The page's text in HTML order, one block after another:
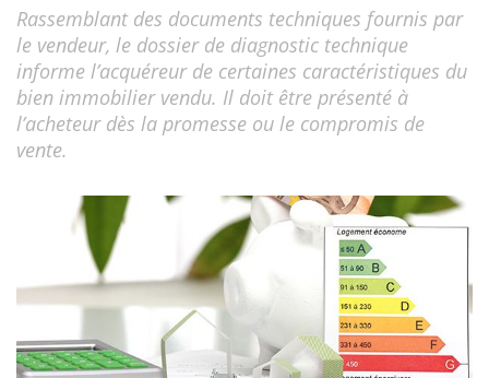
Rassemblant des documents techniques fournis par
le vendeur, le dossier de diagnostic technique
informe l’acquéreur de certaines caractéristiques du
bien immobilier vendu. Il doit être présenté à
l’acheteur dès la promesse ou le compromis de
vente.